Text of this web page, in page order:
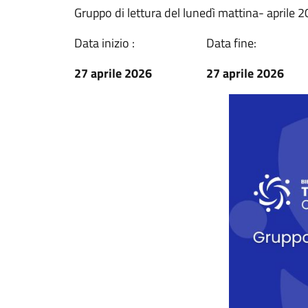
Gruppo di lettura del lunedì mattina- aprile
Data inizio :
27 aprile 2026
Data fine:
27 aprile 2026